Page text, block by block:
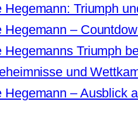
Hegemann: Triumph
Hegemann –
Hegemanns Triumph
und
Hegemann – Ausblick